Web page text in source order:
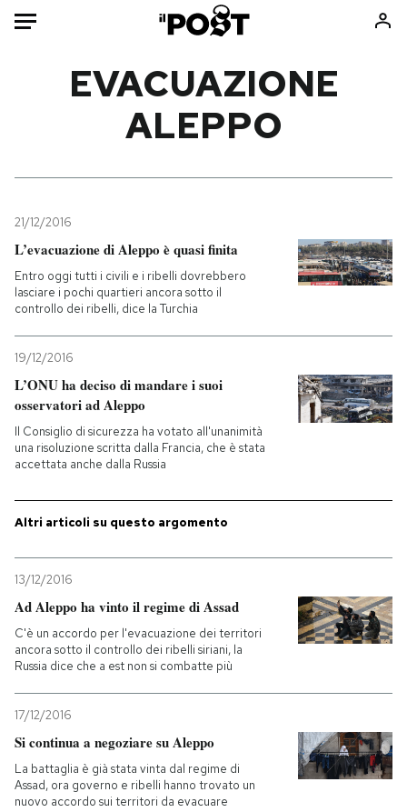
Mondo
Tecnologia
Internet
Scienza
Cultura
Economia
Sport
Libri
Ok Boomer!
Media
Altrecose
PODCAST
NEWSLETTER
I MIEI PREFERITI
AREA PERSONALE
Entra
EVACUAZIONE
ALEPPO
21/12/2016
L’evacuazione di Aleppo è quasi finita
Entro oggi tutti i civili e i ribelli dovrebbero
lasciare i pochi quartieri ancora sotto il
controllo dei ribelli, dice la Turchia
19/12/2016
L’ONU ha deciso di mandare i suoi
osservatori ad Aleppo
Il Consiglio di sicurezza ha votato all'unanimità
una risoluzione scritta dalla Francia, che è stata
accettata anche dalla Russia
Altri articoli su questo argomento
13/12/2016
Ad Aleppo ha vinto il regime di Assad
C'è un accordo per l'evacuazione dei territori
ancora sotto il controllo dei ribelli siriani, la
Russia dice che a est non si combatte più
17/12/2016
Si continua a negoziare su Aleppo
La battaglia è già stata vinta dal regime di
Assad, ora governo e ribelli hanno trovato un
nuovo accordo sui territori da evacuare